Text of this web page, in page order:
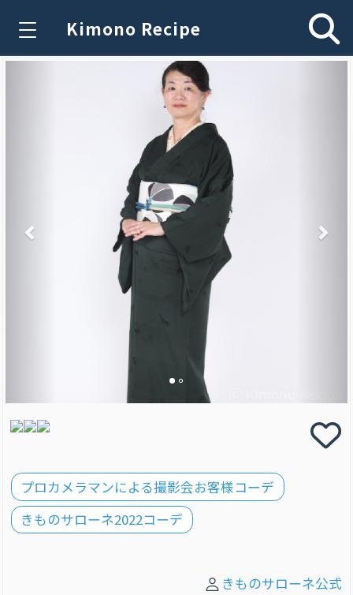
Kimono Recipe
プロカメラマンによる撮影会お客様コーデ
きものサローネ2022コーデ
きものサローネ公式